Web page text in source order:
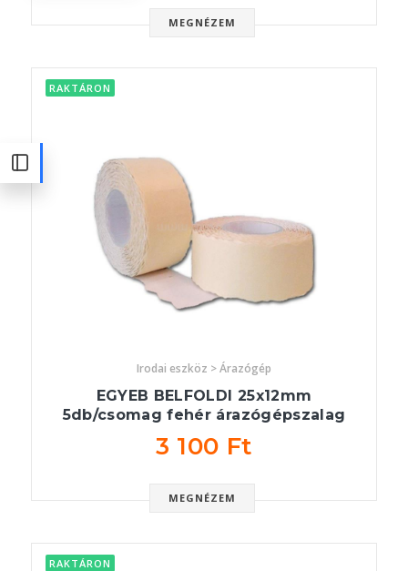
MEGNÉZEM
RAKTÁRON
Irodai eszköz > Árazógép
EGYEB BELFOLDI 25x12mm
5db/csomag fehér árazógépszalag
3 100 Ft
MEGNÉZEM
RAKTÁRON